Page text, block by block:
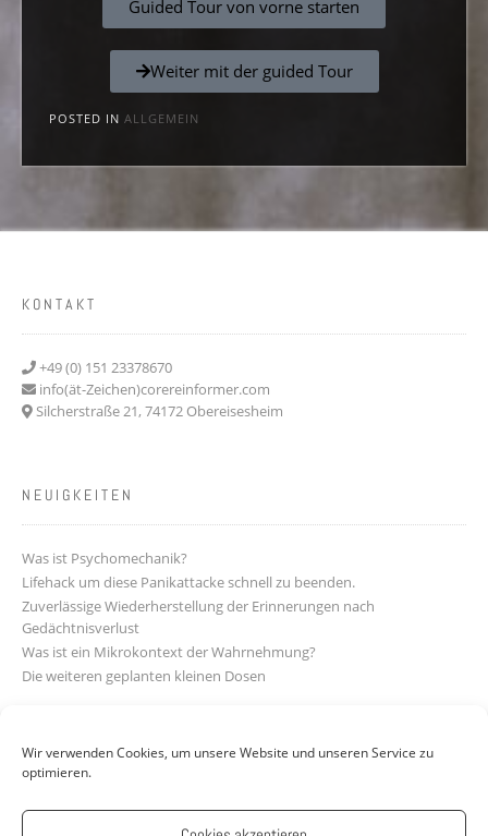
Wir verwenden Cookies, um unsere Website und unseren Service zu
optimieren.
Guided Tour von vorne starten
Weiter mit der guided Tour
POSTED IN ALLGEMEIN
KONTAKT
+49 (0) 151 23378670
info(ät-Zeichen)corereinformer.com
Silcherstraße 21, 74172 Obereisesheim
NEUIGKEITEN
Was ist Psychomechanik?
Lifehack um diese Panikattacke schnell zu beenden.
Zuverlässige Wiederherstellung der Erinnerungen nach
Gedächtnisverlust
Was ist ein Mikrokontext der Wahrnehmung?
Die weiteren geplanten kleinen Dosen